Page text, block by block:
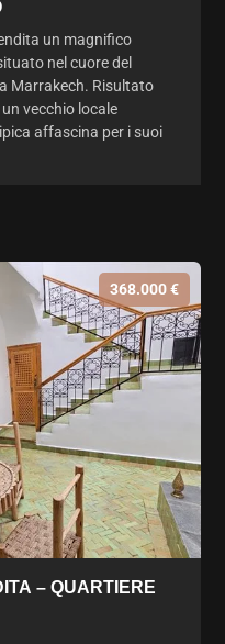
un magnifico
nel cuore del
Marrakech. Risultato
vecchio locale
affascina per i suoi
368.000 €
– QUARTIERE